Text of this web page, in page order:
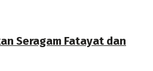
Seragam Fatayat dan